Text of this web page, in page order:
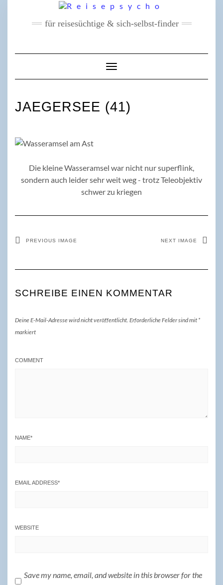
für reisesüchtige & sich-selbst-finder
Toggle Navigation
JAEGERSEE (41)
Die kleine Wasseramsel war nicht nur superflink,
sondern auch leider sehr weit weg - trotz Teleobjektiv
schwer zu kriegen
PREVIOUS IMAGE NEXT IMAGE
SCHREIBE EINEN KOMMENTAR
Deine E-Mail-Adresse wird nicht veröffentlicht. Erforderliche Felder sind mit *
markiert
COMMENT
NAME*
EMAIL ADDRESS*
WEBSITE
Save my name, email, and website in this browser for the